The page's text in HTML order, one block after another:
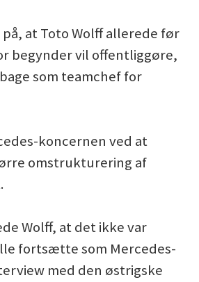
at Toto Wolff allerede før
begynder vil offentliggøre,
som teamchef for
koncernen ved at
omstrukturering af
Wolff, at det ikke var
fortsætte som Mercedes-
med den østrigske